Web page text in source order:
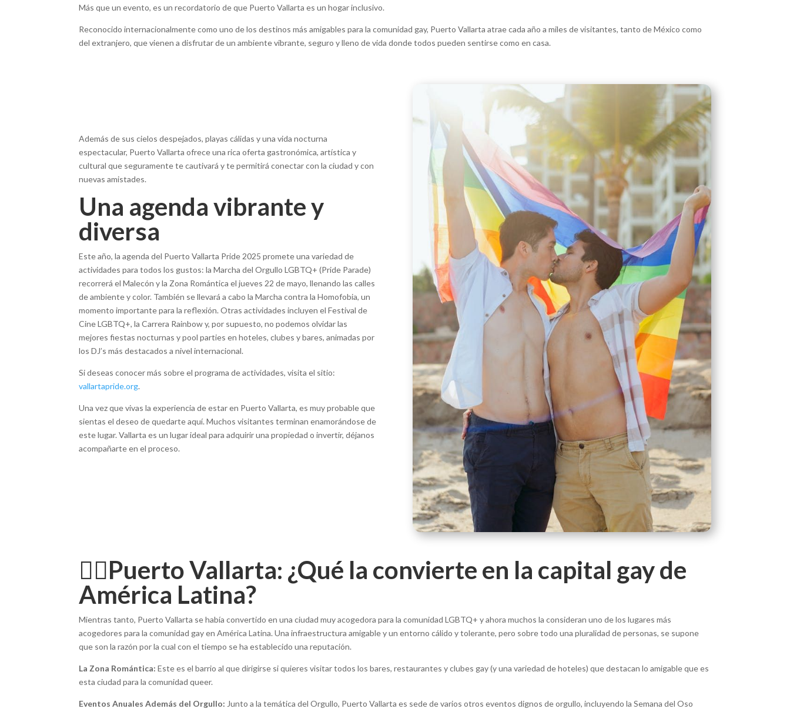
Más que un evento, es un recordatorio de que Puerto Vallarta es un hogar inclusivo.
Reconocido internacionalmente como uno de los destinos más amigables para la comunidad gay, Puerto Vallarta atrae cada año a miles de visitantes, tanto de México como
del extranjero, que vienen a disfrutar de un ambiente vibrante, seguro y lleno de vida donde todos pueden sentirse como en casa.
Además de sus cielos despejados, playas cálidas y una vida nocturna
espectacular, Puerto Vallarta ofrece una rica oferta gastronómica, artística y
cultural que seguramente te cautivará y te permitirá conectar con la ciudad y con
nuevas amistades.
Una agenda vibrante y
diversa
Este año, la agenda del Puerto Vallarta Pride 2025 promete una variedad de
actividades para todos los gustos: la Marcha del Orgullo LGBTQ+ (Pride Parade)
recorrerá el Malecón y la Zona Romántica el jueves 22 de mayo, llenando las calles
de ambiente y color. También se llevará a cabo la Marcha contra la Homofobia, un
momento importante para la reflexión. Otras actividades incluyen el Festival de
Cine LGBTQ+, la Carrera Rainbow y, por supuesto, no podemos olvidar las
mejores fiestas nocturnas y pool parties en hoteles, clubes y bares, animadas por
los DJ’s más destacados a nivel internacional.
Si deseas conocer más sobre el programa de actividades, visita el sitio:
vallartapride.org.
Una vez que vivas la experiencia de estar en Puerto Vallarta, es muy probable que
sientas el deseo de quedarte aquí. Muchos visitantes terminan enamorándose de
este lugar. Vallarta es un lugar ideal para adquirir una propiedad o invertir, déjanos
acompañarte en el proceso.
🏳️‍🌈Puerto Vallarta: ¿Qué la convierte en la capital gay de
América Latina?
Mientras tanto, Puerto Vallarta se había convertido en una ciudad muy acogedora para la comunidad LGBTQ+ y ahora muchos la consideran uno de los lugares más
acogedores para la comunidad gay en América Latina. Una infraestructura amigable y un entorno cálido y tolerante, pero sobre todo una pluralidad de personas, se supone
que son la razón por la cual con el tiempo se ha establecido una reputación.
La Zona Romántica: Este es el barrio al que dirigirse si quieres visitar todos los bares, restaurantes y clubes gay (y una variedad de hoteles) que destacan lo amigable que es
esta ciudad para la comunidad queer.
Eventos Anuales Además del Orgullo: Junto a la temática del Orgullo, Puerto Vallarta es sede de varios otros eventos dignos de orgullo, incluyendo la Semana del Oso